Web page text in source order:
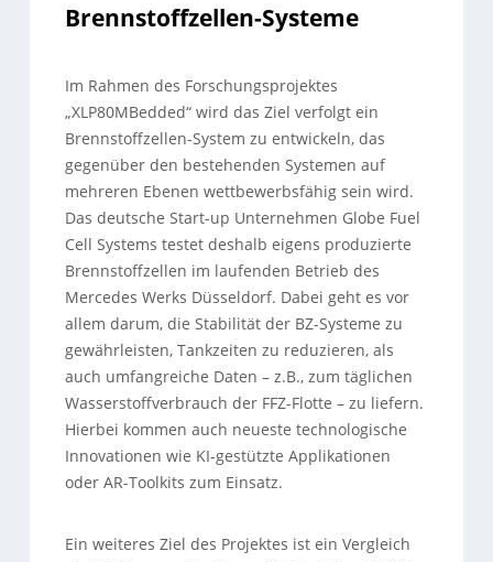
Brennstoffzellen-Systeme
Im Rahmen des Forschungsprojektes
„XLP80MBedded“ wird das Ziel verfolgt ein
Brennstoffzellen-System zu entwickeln, das
gegenüber den bestehenden Systemen auf
mehreren Ebenen wettbewerbsfähig sein wird.
Das deutsche Start-up Unternehmen Globe Fuel
Cell Systems testet deshalb eigens produzierte
Brennstoffzellen im laufenden Betrieb des
Mercedes Werks Düsseldorf. Dabei geht es vor
allem darum, die Stabilität der BZ-Systeme zu
gewährleisten, Tankzeiten zu reduzieren, als
auch umfangreiche Daten – z.B., zum täglichen
Wasserstoffverbrauch der FFZ-Flotte – zu liefern.
Hierbei kommen auch neueste technologische
Innovationen wie KI-gestützte Applikationen
oder AR-Toolkits zum Einsatz.
Ein weiteres Ziel des Projektes ist ein Vergleich